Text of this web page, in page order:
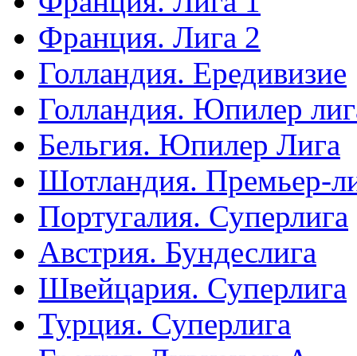
Франция. Лига 2
Голландия. Ередивизие
Голландия. Юпилер
Бельгия. Юпилер Лига
Шотландия. Премьер-
Португалия. Суперлига
Австрия. Бундеслига
Швейцария. Суперлига
Турция. Суперлига